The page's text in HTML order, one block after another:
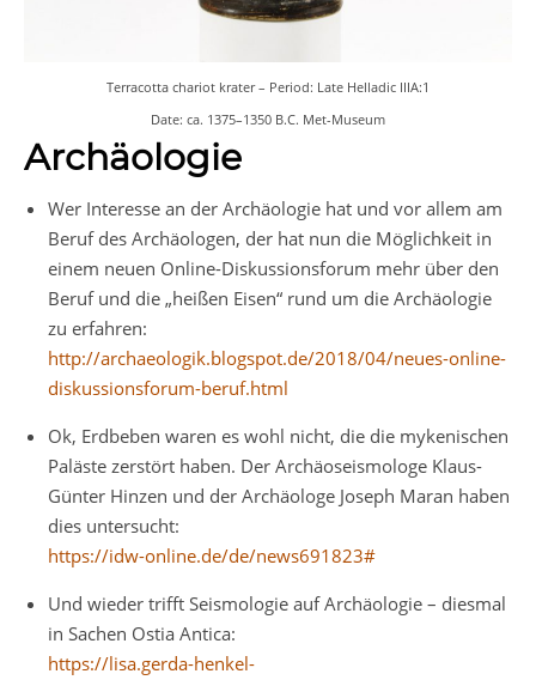
Terracotta chariot krater – Period: Late Helladic IIIA:1
Date: ca. 1375–1350 B.C. Met-Museum
Archäologie
Wer Interesse an der Archäologie hat und vor allem am
Beruf des Archäologen, der hat nun die Möglichkeit in
einem neuen Online-Diskussionsforum mehr über den
Beruf und die „heißen Eisen“ rund um die Archäologie
zu erfahren:
http://archaeologik.blogspot.de/2018/04/neues-online-
diskussionsforum-beruf.html
Ok, Erdbeben waren es wohl nicht, die die mykenischen
Paläste zerstört haben. Der Archäoseismologe Klaus-
Günter Hinzen und der Archäologe Joseph Maran haben
dies untersucht:
https://idw-online.de/de/news691823#
Und wieder trifft Seismologie auf Archäologie – diesmal
in Sachen Ostia Antica:
https://lisa.gerda-henkel-